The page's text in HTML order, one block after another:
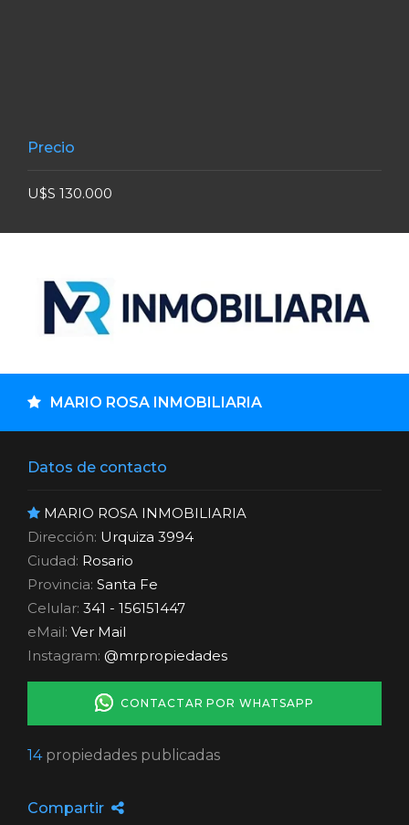
Precio
U$S 130.000
MARIO ROSA INMOBILIARIA
Datos de contacto
MARIO ROSA INMOBILIARIA
Dirección: Urquiza 3994
Ciudad: Rosario
Provincia: Santa Fe
Celular: 341 - 156151447
eMail: Ver Mail
Instagram: @mrpropiedades
CONTACTAR POR WHATSAPP
14propiedades publicadas
Compartir